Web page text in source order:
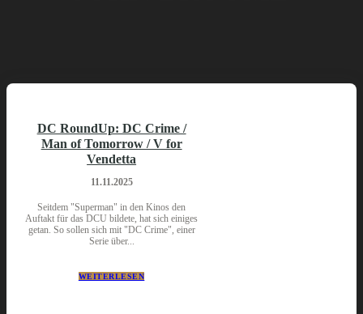
DC RoundUp: DC Crime /
Man of Tomorrow / V for
Vendetta
11.11.2025
Seitdem "Superman" in den Kinos den
Auftakt für das DCU bildete, hat sich einiges
getan. So sollen sich mit "DC Crime", einer
Serie über...
WEITERLESEN